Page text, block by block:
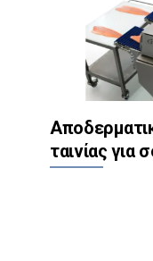
ταινίας για